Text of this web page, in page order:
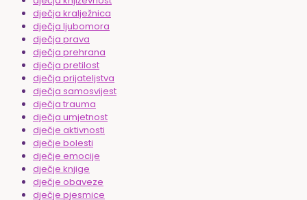
dječja kralježnica
dječja ljubomora
dječja prava
dječja prehrana
dječja pretilost
dječja prijateljstva
dječja samosvijest
dječja trauma
dječja umjetnost
dječje aktivnosti
dječje bolesti
dječje emocije
dječje knjige
dječje obaveze
dječje pjesmice